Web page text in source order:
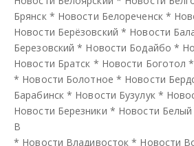
Брянск* Новости Белореченск*
Новости Берёзовский * Новости
Березовский * Новости Бодайбо *
Новости Братск * Новости Боготол *
* Новости Болотное * Новости
Барабинск* Новости Бузулук*
Новости Березники * Новости Белый
В
* Новости Владивосток * Новости